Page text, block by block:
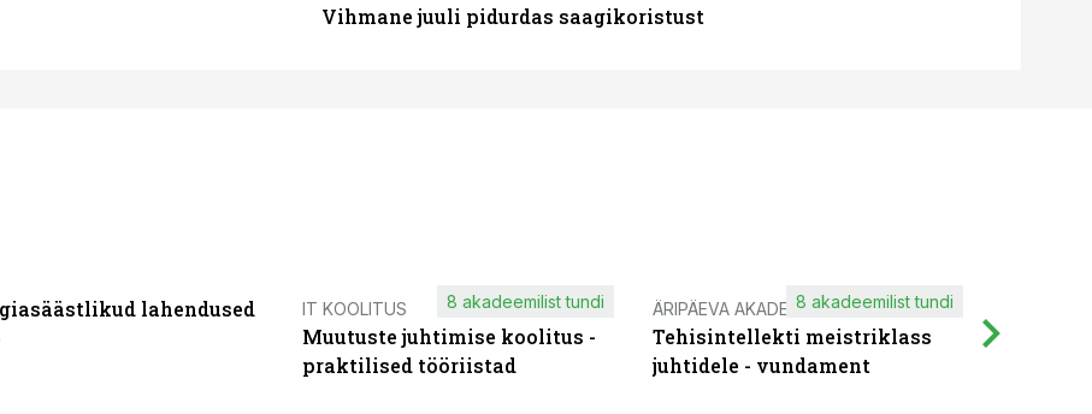
Vihmane juuli pidurdas saagikoristust
lahendused
IT KOOLITUS
Muutuste juhtimise koolitus -
praktilised tööriistad
8 akadeemilist tundi ÄRIPÄEVA AKADEEMIA
Tehisintellekti meistriklass
juhtidele - vundament
8 akadeemilist tundi